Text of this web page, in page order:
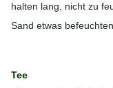
halten lang, nicht zu
Sand etwas
Tee